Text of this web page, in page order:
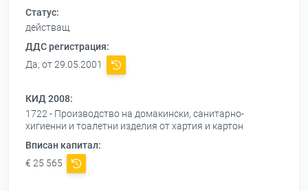
Статус:
действащ
ДДС регистрация:
Да, от 29.05.2001
КИД 2008:
1722 - Производство на домакински, санитарно-
хигиенни и тоалетни изделия от хартия и картон
Вписан капитал:
€ 25 565